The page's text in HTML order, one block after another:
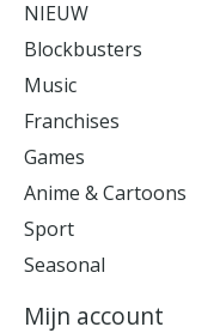
NIEUW
Blockbusters
Music
Franchises
Games
Anime & Cartoons
Sport
Seasonal
Mijn account